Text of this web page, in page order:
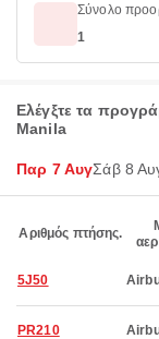
Σύνολο
1
Ελέγξτε τα
Manila
Παρ 7 ΑυγΣάβ 8
Αριθμός πτήσης.
5J50
PR210